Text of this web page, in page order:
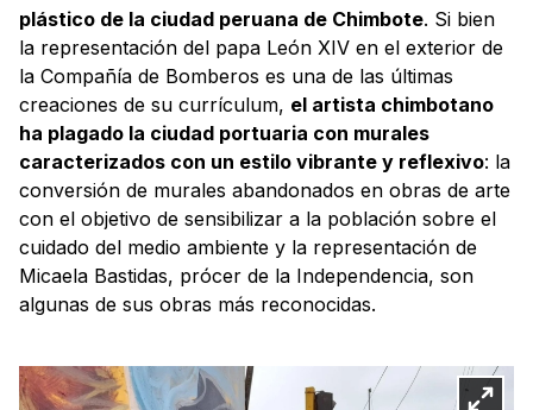
plástico de la ciudad peruana de Chimbote. Si bien
la representación del papa León XIV en el exterior de
la Compañía de Bomberos es una de las últimas
creaciones de su currículum, el artista chimbotano
ha plagado la ciudad portuaria con murales
caracterizados con un estilo vibrante y reflexivo: la
conversión de murales abandonados en obras de arte
con el objetivo de sensibilizar a la población sobre el
cuidado del medio ambiente y la representación de
Micaela Bastidas, prócer de la Independencia, son
algunas de sus obras más reconocidas.